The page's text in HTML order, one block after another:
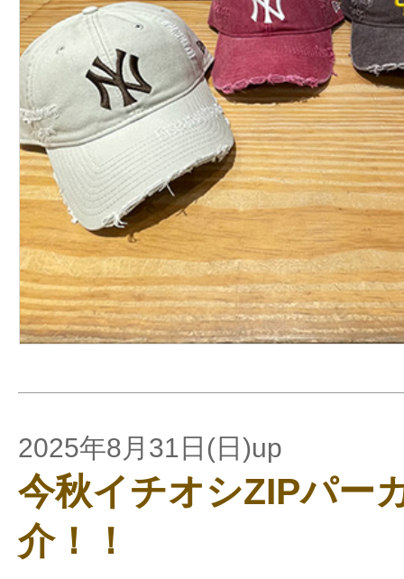
2025年8月31日(日)up
今秋イチオシZIPパー
介！！